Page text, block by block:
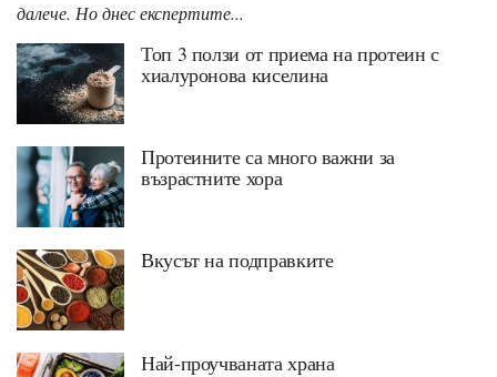
далече. Но днес експертите...
Топ 3 ползи от приема на протеин с
хиалуронова киселина
Протеините са много важни за
възрастните хора
Вкусът на подправките
Най-проучваната храна